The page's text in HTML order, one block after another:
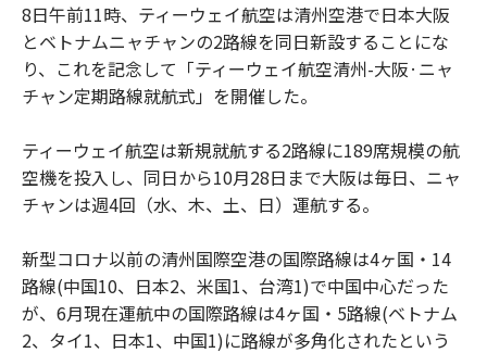
8日午前11時、ティーウェイ航空は清州空港で日本大阪
とベトナムニャチャンの2路線を同日新設することにな
り、これを記念して「ティーウェイ航空清州-大阪·ニャ
チャン定期路線就航式」を開催した。
ティーウェイ航空は新規就航する2路線に189席規模の航
空機を投入し、同日から10月28日まで大阪は毎日、ニャ
チャンは週4回（水、木、土、日）運航する。
新型コロナ以前の清州国際空港の国際路線は4ヶ国・14
路線(中国10、日本2、米国1、台湾1)で中国中心だった
が、6月現在運航中の国際路線は4ヶ国・5路線(ベトナム
2、タイ1、日本1、中国1)に路線が多角化されたという